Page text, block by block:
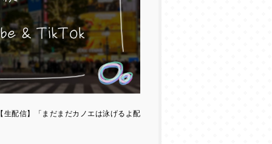
生配信】「 まだまだカノエは泳げるよ配